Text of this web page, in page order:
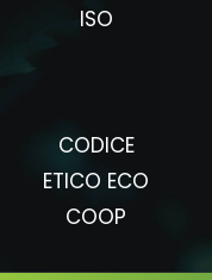
ISO
CODICE
ETICO ECO
COOP